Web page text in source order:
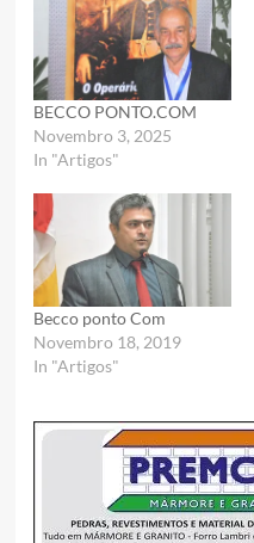
BECCO PONTO.COM
Novembro 3, 2025
In "Artigos"
Becco ponto Com
Novembro 18, 2019
In "Artigos"